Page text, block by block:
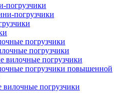
погрузчики
погрузчики
погрузчики
погрузчики
вилочные погрузчики
погрузчики повышенной
вилочные погрузчики